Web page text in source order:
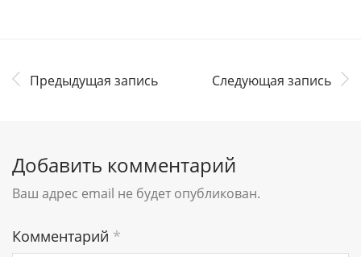
Предыдущая запись Следующая запись
Добавить комментарий
Ваш адрес email не будет опубликован.
Комментарий *